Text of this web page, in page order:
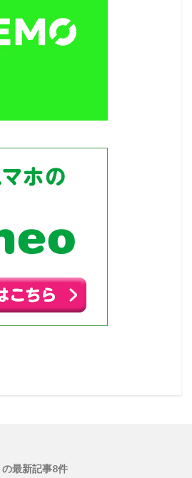
の最新記事8件